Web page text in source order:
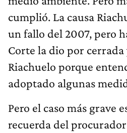
cumplió. La causa
un fallo del 2007, pero
Corte la dio por cerrada
Riachuelo porque
adoptado algunas
Pero el caso más grave
recuerda del procurador